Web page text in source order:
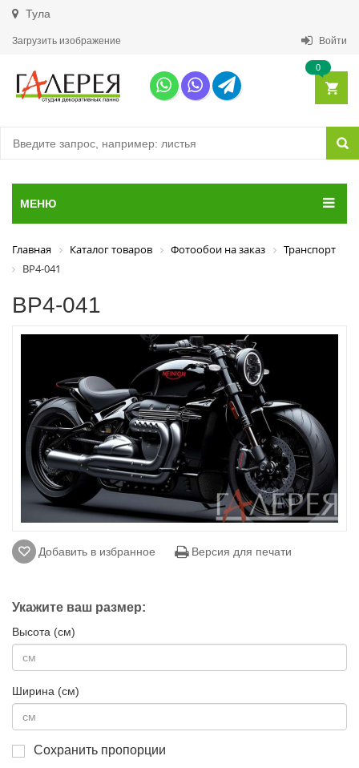
Тула
Загрузить изображение Войти
0
МЕНЮ
Главная Каталог товаров Фотообои на заказ
Транспорт
ВР4-041
ВР4-041
Добавить в избранное Версия для печати
Укажите ваш размер:
Высота (см)
Ширина (см)
Сохранить пропорции